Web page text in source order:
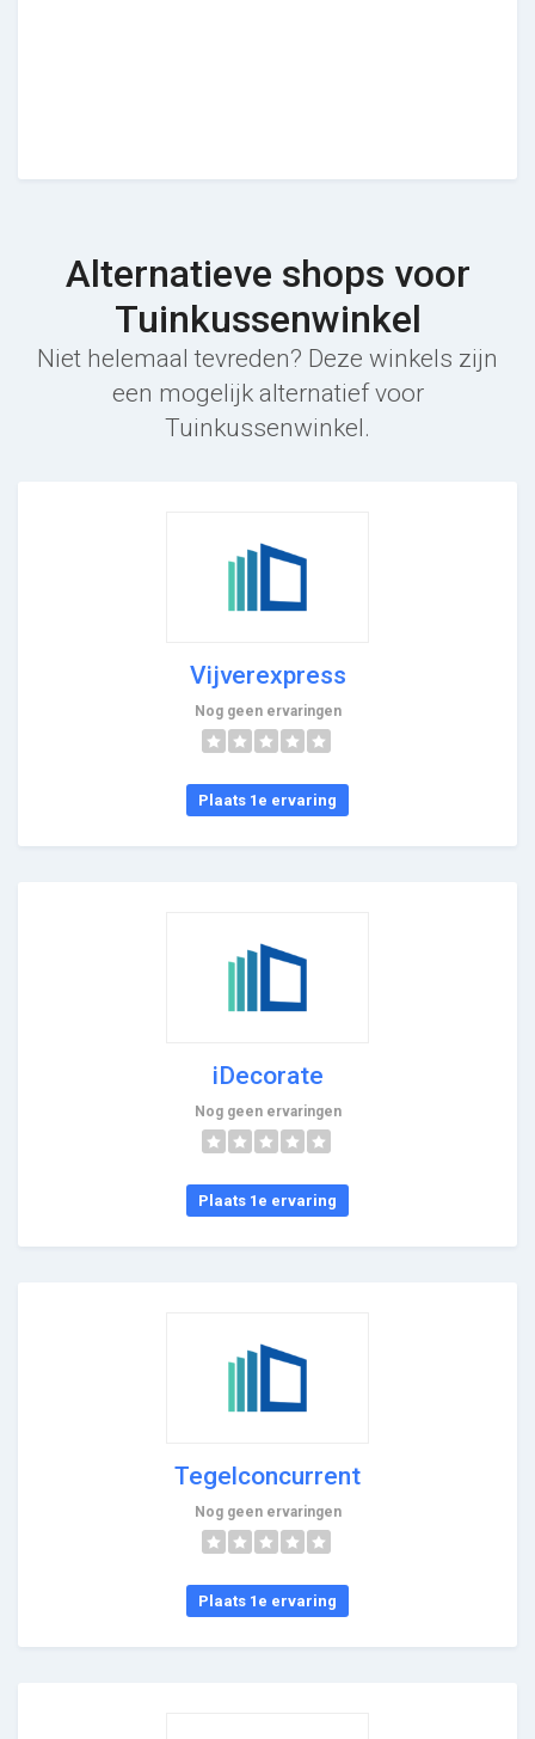
Alternatieve shops voor
Tuinkussenwinkel
Niet helemaal tevreden? Deze winkels zijn
een mogelijk alternatief voor
Tuinkussenwinkel.
Vijverexpress
Nog geen ervaringen
Plaats 1e ervaring
iDecorate
Nog geen ervaringen
Plaats 1e ervaring
Tegelconcurrent
Nog geen ervaringen
Plaats 1e ervaring